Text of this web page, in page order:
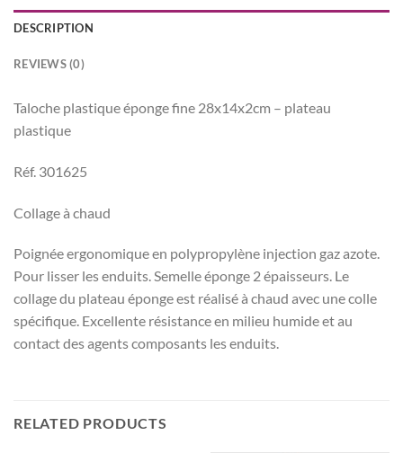
DESCRIPTION
REVIEWS (0)
Taloche plastique éponge fine 28x14x2cm – plateau
plastique
Réf. 301625
Collage à chaud
Poignée ergonomique en polypropylène injection gaz azote.
Pour lisser les enduits. Semelle éponge 2 épaisseurs. Le
collage du plateau éponge est réalisé à chaud avec une colle
spécifique. Excellente résistance en milieu humide et au
contact des agents composants les enduits.
RELATED PRODUCTS